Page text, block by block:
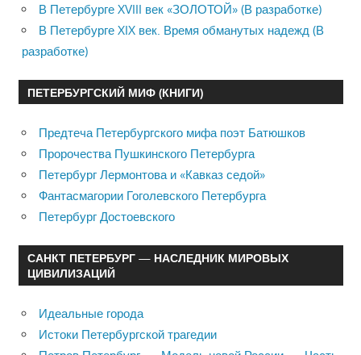
В Петербурге XVIII век «ЗОЛОТОЙ» (В разработке)
В Петербурге XIX век. Время обманутых надежд (В
разработке)
ПЕТЕРБУРГСКИЙ МИФ (КНИГИ)
Предтеча Петербургского мифа поэт Батюшков
Пророчества Пушкинского Петербурга
Петербург Лермонтова и «Кавказ седой»
Фантасмагории Гоголевского Петербурга
Петербург Достоевского
САНКТ ПЕТЕРБУРГ — НАСЛЕДНИК МИРОВЫХ
ЦИВИЛИЗАЦИЙ
Идеальные города
Истоки Петербургской трагедии